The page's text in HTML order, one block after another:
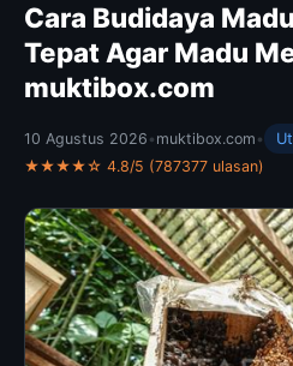
Cara Budidaya
Tepat Agar Madu
muktibox.com
10 Agustus 2026 • muktibox.com •
★★★★☆ 4.8/5 (787377 ulasan)